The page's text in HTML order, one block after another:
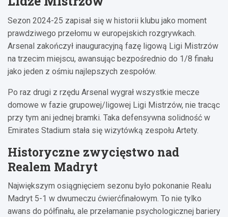
Sezon 2024-25 zapisał się w historii klubu jako moment
prawdziwego przełomu w europejskich rozgrywkach.
Arsenal zakończył inauguracyjną fazę ligową Ligi Mistrzów
na trzecim miejscu, awansując bezpośrednio do 1/8 finału
jako jeden z ośmiu najlepszych zespołów.
Po raz drugi z rzędu Arsenal wygrał wszystkie mecze
domowe w fazie grupowej/ligowej Ligi Mistrzów, nie tracąc
przy tym ani jednej bramki. Taka defensywna solidność w
Emirates Stadium stała się wizytówką zespołu Artety.
Historyczne zwycięstwo nad
Realem Madryt
Największym osiągnięciem sezonu było pokonanie Realu
Madryt 5-1 w dwumeczu ćwierćfinałowym. To nie tylko
awans do półfinału, ale przełamanie psychologicznej bariery